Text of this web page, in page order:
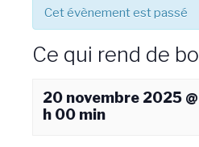
Cet évènement est passé
Ce qui rend de
20 novembre 2025
h 00 min